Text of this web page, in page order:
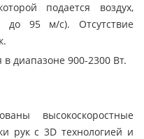
подается воздух,
95 м/с). Отсутствие
диапазоне 900-2300 Вт.
высокоскоростные
рук с 3D технологией и